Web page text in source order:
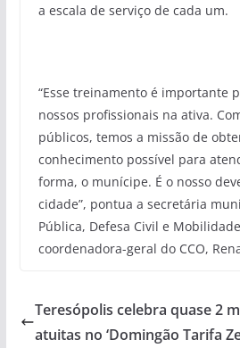
a escala de serviço de cada um.
“Esse treinamento é importante
nossos profissionais na ativa.
públicos, temos a missão de
conhecimento possível para
forma, o munícipe. É o nosso
cidade”, pontua a secretária
Pública, Defesa Civil e
coordenadora-geral do CCO,
Teresópolis celebra quase 2
atuitas no ‘Domingão Tarifa